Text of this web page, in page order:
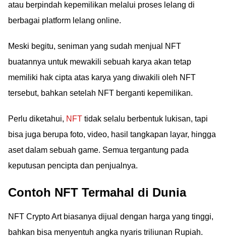
atau berpindah kepemilikan melalui proses lelang di
berbagai platform lelang online.
Meski begitu, seniman yang sudah menjual NFT
buatannya untuk mewakili sebuah karya akan tetap
memiliki hak cipta atas karya yang diwakili oleh NFT
tersebut, bahkan setelah NFT berganti kepemilikan.
Perlu diketahui, NFT tidak selalu berbentuk lukisan, tapi
bisa juga berupa foto, video, hasil tangkapan layar, hingga
aset dalam sebuah game. Semua tergantung pada
keputusan pencipta dan penjualnya.
Contoh NFT Termahal di Dunia
NFT Crypto Art biasanya dijual dengan harga yang tinggi,
bahkan bisa menyentuh angka nyaris triliunan Rupiah.